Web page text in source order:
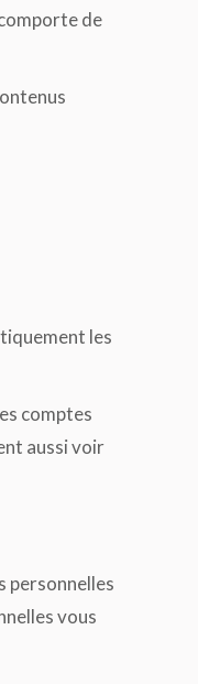
de
les
comptes
aussi voir
personnelles
vous